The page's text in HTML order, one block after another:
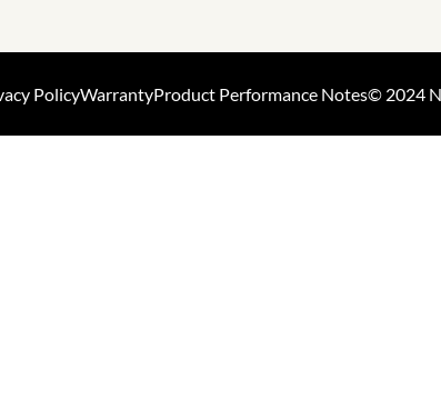
PolicyWarrantyProduct Performance Notes© 2024